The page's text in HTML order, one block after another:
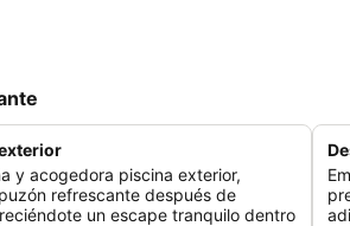
y acogedora piscina exterior,
refrescante después de
un escape tranquilo dentro